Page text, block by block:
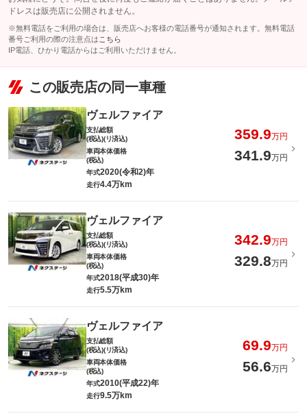
ドレスは販売店に公開されません。
※無料電話をご利用の場合は、販売店へお客様の電話番号が通知されます。無料電話
番号ご利用の際の注意点は こちら
IP電話、ひかり電話からはご利用いただけません。
この販売店の同一車種
ヴェルファイア
支払総額
(税込)(リ済込)
359.9万円
車両本体価格
(税込)
341.9万円
年式2020(令和2)年
走行4.4万km
ヴェルファイア
支払総額
(税込)(リ済込)
342.9万円
車両本体価格
(税込)
329.8万円
年式2018(平成30)年
走行5.5万km
ヴェルファイア
支払総額
(税込)(リ済込)
69.9万円
車両本体価格
(税込)
56.6万円
年式2010(平成22)年
走行9.5万km